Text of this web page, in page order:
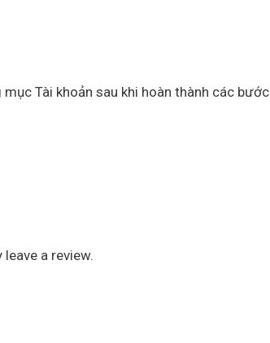
Tài khoản sau khi hoàn thành các
a review.